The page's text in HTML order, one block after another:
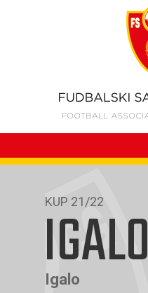
KUP 21/22
IGALO
Igalo